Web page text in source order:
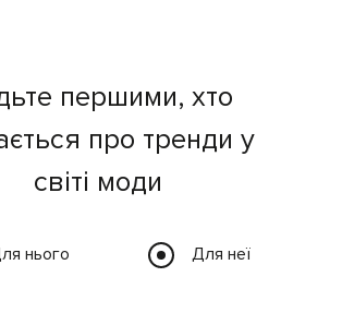
першими, хто
про тренди у
світі моди
нього Для неї